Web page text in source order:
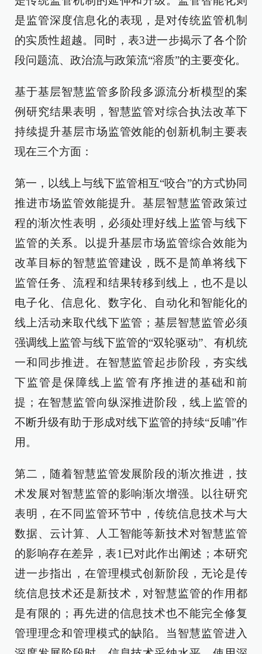
是监管深度信息化的表现，是对传统监管机制
的实质性超越。同时，表3进一步揭示了各个阶
段问题流、政治流与政策流“溶质”的主要变化。
基于基层智慧监管多阶段多源流分析模型的案
例研究结果表明，智慧监管对综合执法改革下
持续提升基层市场监管效能的创新机制主要表
现在三个方面：
第一，以线上与线下监管相互“咬合”的方式协同
推进市场监管效能提升。基层智慧监管政策过
程的渐次性表明，必须处理好线上监管与线下
监管的关系。以提升基层市场监管综合效能为
改革目标的智慧监管建设，既不是简单将线下
监管任务、流程和结果转移到线上，也不是以
电子化、信息化、数字化、自动化和智能化的
线上活动来取代线下监管；基层智慧监管必须
强调线上监管与线下监管的“双轮驱动”、有机统
一和同步推进。在智慧监管起步阶段，夯实线
下监管是保障线上监管有序推进的基础和前
提；在智慧监管向纵深推进阶段，线上监管的
不断升级有助于形成对线下监管的持续“反哺”作
用。
第二，随着智慧监管发展阶段的渐次推进，技
术发展对智慧监管的影响渐次增强。以往研究
表明，在不同监管环节中，传统信息技术与大
数据、云计算、人工智能等新技术对智慧监管
的影响存在差异，表1已对此作出阐述；本研究
进一步指出，在管理模式创新阶段，无论是传
统信息技术还是新技术，对智慧监管的作用都
是有限的；再先进的信息技术也不能完全修复
管理理念和管理模式的缺陷。当智慧监管进入